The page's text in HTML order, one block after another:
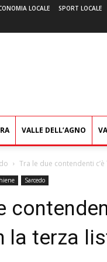
LOCALE SPORT LOCALE
VALLE DELL’AGNO
Tra le due contendenti
Sarcedo
terza